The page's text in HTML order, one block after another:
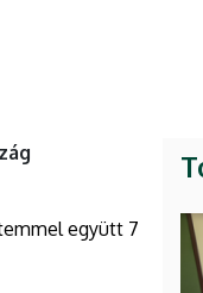
együtt 7